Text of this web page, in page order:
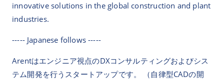
innovative solutions in the global construction and plant
industries.
----- Japanese follows -----
Arentはエンジニア視点のDXコンサルティングおよびシス
テム開発を行うスタートアップです。 （自律型CADの開